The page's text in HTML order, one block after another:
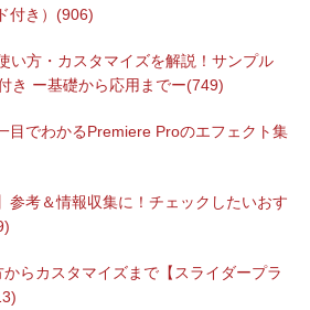
付き）(906)
い方・カスタマイズを解説！サンプル
き ー基礎から応用までー(749)
目でわかるPremiere Proのエフェクト集
参考＆情報収集に！チェックしたいおす
らカスタマイズまで【スライダープラ